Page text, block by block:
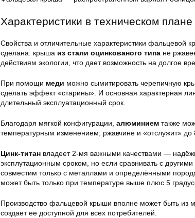
Характеристики в техническом
Свойства и отличительные характеристики фальцевой
сделана: крыша из стали оцинкованого типа не
действиям экологии, что дает возможность на долгое
При помощи меди можно сымитировать черепичную
сделать эффект «старины». И основная характерная
длительный эксплуатационный срок.
Благодаря мягкой конфигурации, алюминием также
температурным изменением, ржавчине и «отслужит» до
Цинк-титан владеет 2-мя важными качествами —
эксплутационным сроком, но если сравнивать с
совместим только с металлами и определёнными
может быть только при температуре выше плюс 5
Производство фальцевой крыши вполне может быть из
создает ее доступной для всех потребителей.